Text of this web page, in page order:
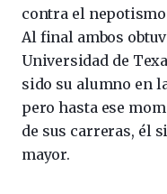
contra el
Al final ambos
Universidad de
sido su alumno en
pero hasta ese
de sus carreras, él
mayor.